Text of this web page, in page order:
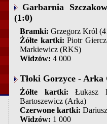
Garbarnia
(1:0)
Bramki: Grzegorz Król
Żółte kartki: Piotr
Markiewicz (RKS)
Widzów: 4 000
Tłoki Gorzyce - Arka
Żółte kartki: Łukasz
Bartoszewicz (Arka)
Czerwone kartki:
Widzów: 1 000